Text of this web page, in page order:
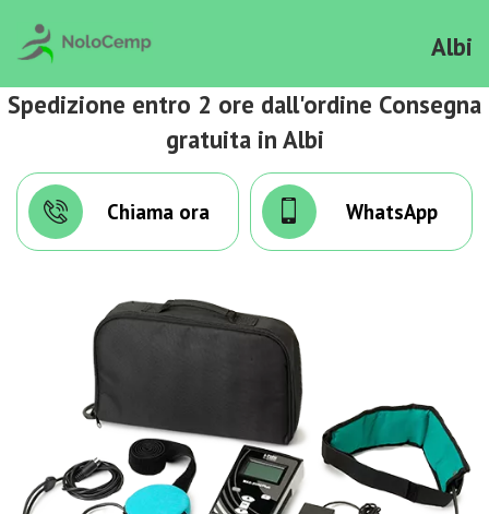
Albi
Spedizione entro 2 ore dall'ordine Consegna
gratuita in Albi
Chiama ora WhatsApp